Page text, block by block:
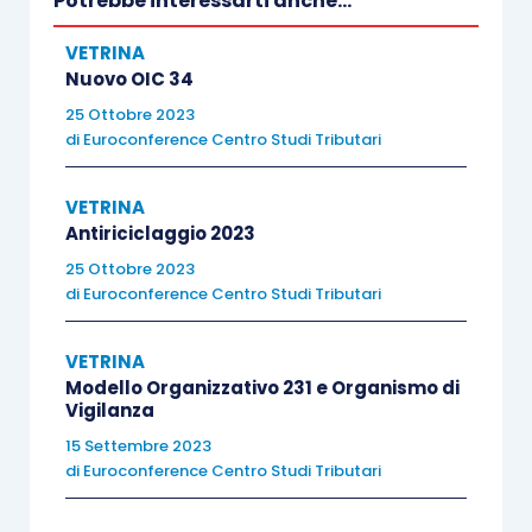
Guido Martinelli
Avvocato specializzato in diritto sportivo
SEDI E DATE
DATA
Web
Nuove date
WEB
13.00
VETRINA
Nuovo OIC 34
25 Ottobre 2023
di Euroconference Centro Studi Tributari
VETRINA
Antiriciclaggio 2023
25 Ottobre 2023
di Euroconference Centro Studi Tributari
VETRINA
Modello Organizzativo 231 e Organismo di
Vigilanza
15 Settembre 2023
di Euroconference Centro Studi Tributari